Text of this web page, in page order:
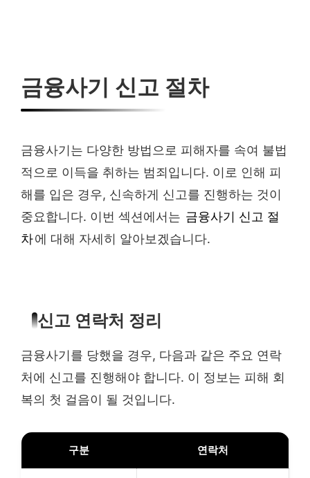
금융사기 신고 절차
금융사기는 다양한 방법으로 피해자를 속여 불법
적으로 이득을 취하는 범죄입니다. 이로 인해 피
해를 입은 경우, 신속하게 신고를 진행하는 것이
중요합니다. 이번 섹션에서는 금융사기 신고 절
차에 대해 자세히 알아보겠습니다.
신고 연락처 정리
금융사기를 당했을 경우, 다음과 같은 주요 연락
처에 신고를 진행해야 합니다. 이 정보는 피해 회
복의 첫 걸음이 될 것입니다.
구분 연락처